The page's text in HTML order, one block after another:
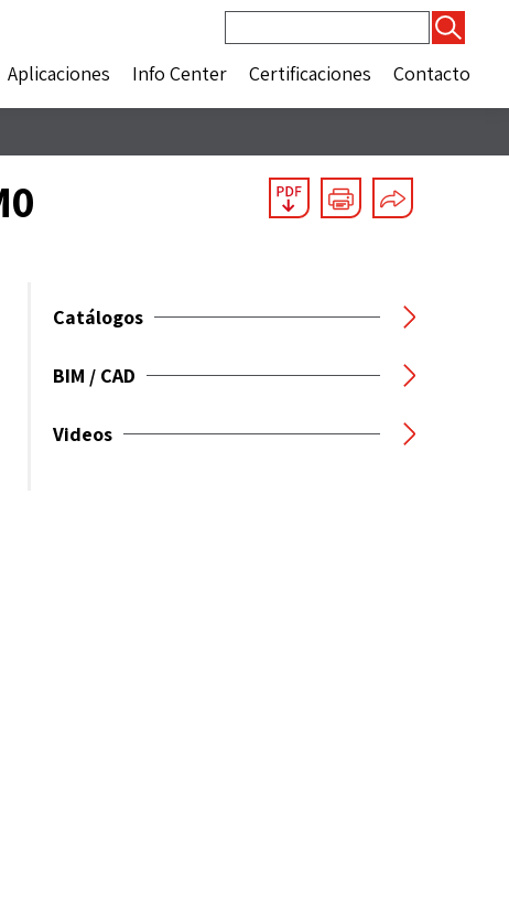
Aplicaciones Info Center Certificaciones Contacto
Catálogos
BIM / CAD
Videos